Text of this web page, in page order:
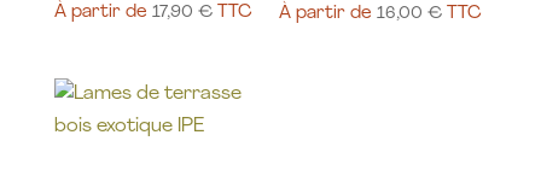
À partir de 17,90 € TTC À partir de16,00€ TTC